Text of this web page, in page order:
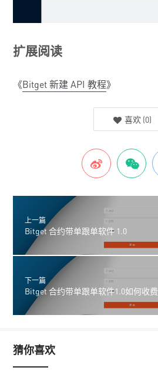
扩展阅读
《Bitget 新建 API 教程》
喜欢 (0)
上一篇
Bitget 合约带单跟单软件 1.0
下一篇
Bitget 合约带单跟单软件1.0如何收费
猜你喜欢